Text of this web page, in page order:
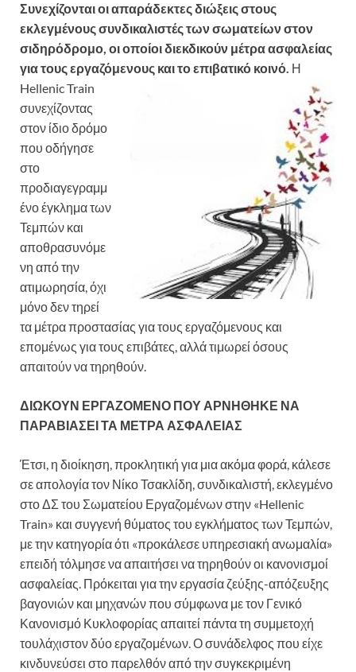
Συνεχίζονται οι απαράδεκτες διώξεις στους
εκλεγμένους συνδικαλιστές των σωματείων στον
σιδηρόδρομο, οι οποίοι διεκδικούν μέτρα ασφαλείας
για τους εργαζόμενους και τοεπιβατικό κοινό. Η
Hellenic Train
συνεχίζοντας
στον ίδιο δρόμο
που οδήγησε
στο
προδιαγεγραμμ
ένο έγκλημα των
Τεμπών και
αποθρασυνόμε
νη από την
ατιμωρησία, όχι
μόνο δεν τηρεί
τα μέτρα προστασίας για τους εργαζόμενους και
επομένως για τους επιβάτες, αλλά τιμωρεί όσους
απαιτούν να τηρηθούν.
ΔΙΩΚΟΥΝ ΕΡΓΑΖΟΜΕΝΟ ΠΟΥ ΑΡΝΗΘΗΚΕ ΝΑ
ΠΑΡΑΒΙΑΣΕΙ ΤΑ ΜΕΤΡΑ ΑΣΦΑΛΕΙΑΣ
Έτσι, η διοίκηση, προκλητική για μια ακόμα φορά, κάλεσε
σε απολογία τον Νίκο Τσακλίδη, συνδικαλιστή, εκλεγμένο
στο ΔΣ του Σωματείου Εργαζομένων στην «Hellenic
Train» και συγγενή θύματος του εγκλήματος των Τεμπών,
με την κατηγορία ότι «προκάλεσε υπηρεσιακή ανωμαλία»
επειδή τόλμησε να απαιτήσει να τηρηθούν οι κανονισμοί
ασφαλείας. Πρόκειται για την εργασία ζεύξης-απόζευξης
βαγονιών και μηχανών που σύμφωνα με τον Γενικό
Κανονισμό Κυκλοφορίας απαιτεί πάντα τη συμμετοχή
τουλάχιστον δύο εργαζομένων. Ο συνάδελφος που είχε
κινδυνεύσει στο παρελθόν από την συγκεκριμένη